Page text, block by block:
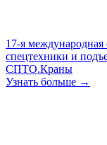
17-я международная
спецтехники и
СПТО.Краны
Узнать больше →